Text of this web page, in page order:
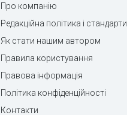
Про компанію
Редакційна політика і стандарти
Як стати нашим автором
Правила користування
Правова інформація
Політика конфіденційності
Контакти